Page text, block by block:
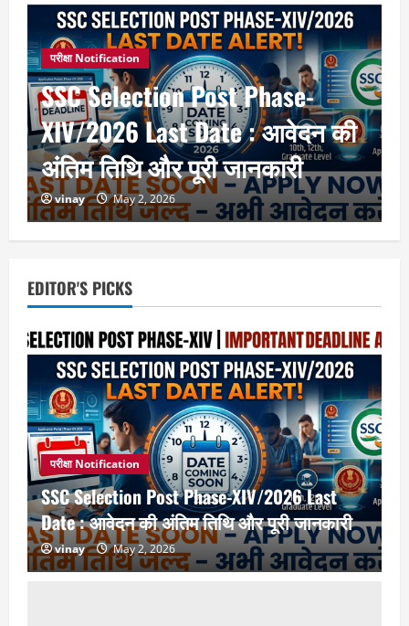
परीक्षा Notification
SSC Selection Post Phase-
XIV/2026 Last Date : आवेदन की
अंतिम तिथि और पूरी जानकारी
vinay May 2, 2026
EDITOR'S PICKS
परीक्षा Notification
SSC Selection Post Phase-XIV/2026 Last
Date : आवेदन की अंतिम तिथि और पूरी जानकारी
vinay May 2, 2026